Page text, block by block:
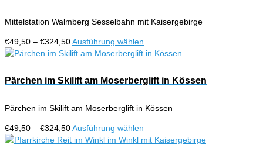
werden
Die
können
auf
Produktseite
werden
Mittelstation Walmberg Sesselbahn mit Kaisergebirge
€49,50 – €324,50Preisspanne:
€49,50
€324,50
Ausführung wählen
Produkt
mehrere
Varianten
Die
können
auf
Pärchen im Skilift am Moserberglift in Kössen
Pärchen im Skilift am Moserberglift in Kössen
€49,50 – €324,50Preisspanne:
€49,50
Ausführung wählen
Produkt